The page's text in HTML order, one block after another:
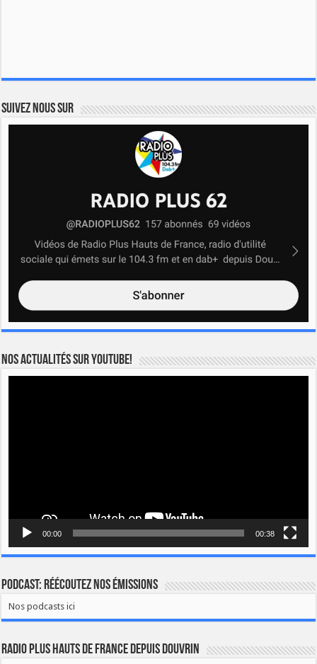
Suivez nous sur
Nos actualités sur YOUTUBE!
00:00 00:38
Podcast: Réécoutez nos émissions
Nos podcasts ici
Radio Plus Hauts de France depuis Douvrin